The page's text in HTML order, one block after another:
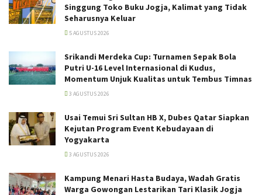
Singgung Toko Buku Jogja, Kalimat yang Tidak
Seharusnya Keluar
5 AGUSTUS 2026
Srikandi Merdeka Cup: Turnamen Sepak Bola
Putri U-16 Level Internasional di Kudus,
Momentum Unjuk Kualitas untuk Tembus Timnas
3 AGUSTUS 2026
Usai Temui Sri Sultan HB X, Dubes Qatar Siapkan
Kejutan Program Event Kebudayaan di
Yogyakarta
3 AGUSTUS 2026
Kampung Menari Hasta Budaya, Wadah Gratis
Warga Gowongan Lestarikan Tari Klasik Jogja